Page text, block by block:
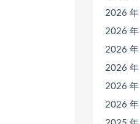
2026 年
2026 年
2026 年
2026 年
2026 年
2026 年